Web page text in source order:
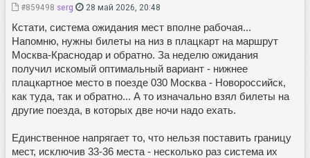
#859498 serg 28 май 2026, 20:48
Кстати, система ожидания мест вполне рабочая...
Напомню, нужны билеты на низ в плацкарт на маршрут
Москва-Краснодар и обратно. За неделю ожидания
получил искомый оптимальный вариант - нижнее
плацкартное место в поезде 030 Москва - Новороссийск,
как туда, так и обратно... А то изначально взял билеты на
другие поезда, в которых две ночи надо ехать.
Единственное напрягает то, что нельзя поставить границу
мест, исключив 33-36 места - несколько раз система их